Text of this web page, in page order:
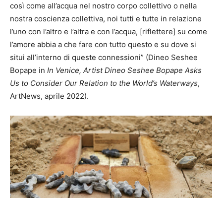
così come all’acqua nel nostro corpo collettivo o nella
nostra coscienza collettiva, noi tutti e tutte in relazione
l’uno con l’altro e l’altra e con l’acqua, [riflettere] su come
l’amore abbia a che fare con tutto questo e su dove si
situi all’interno di queste connessioni” (Dineo Seshee
Bopape in In Venice, Artist Dineo Seshee Bopape Asks
Us to Consider Our Relation to the World’s Waterways,
ArtNews, aprile 2022).